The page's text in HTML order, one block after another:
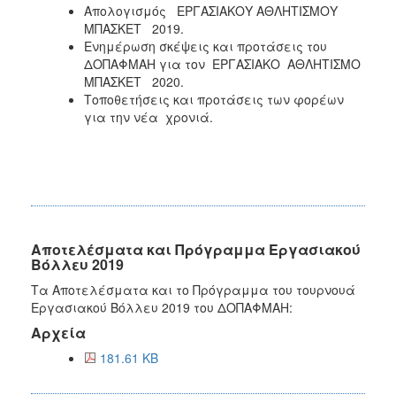
Απολογισμός ΕΡΓΑΣΙΑΚΟΥ ΑΘΛΗΤΙΣΜΟΥ
ΜΠΑΣΚΕΤ 2019.
Ενημέρωση σκέψεις και προτάσεις του
ΔΟΠΑΦΜΑΗ για τον ΕΡΓΑΣΙΑΚΟ ΑΘΛΗΤΙΣΜΟ
ΜΠΑΣΚΕΤ 2020.
Τοποθετήσεις και προτάσεις των φορέων
για την νέα χρονιά.
Αποτελέσματα και Πρόγραμμα Εργασιακού
Βόλλευ 2019
Τα Αποτελέσματα και το Πρόγραμμα του τουρνουά
Εργασιακού Βόλλευ 2019 του ΔΟΠΑΦΜΑΗ:
Αρχεία
181.61 KB